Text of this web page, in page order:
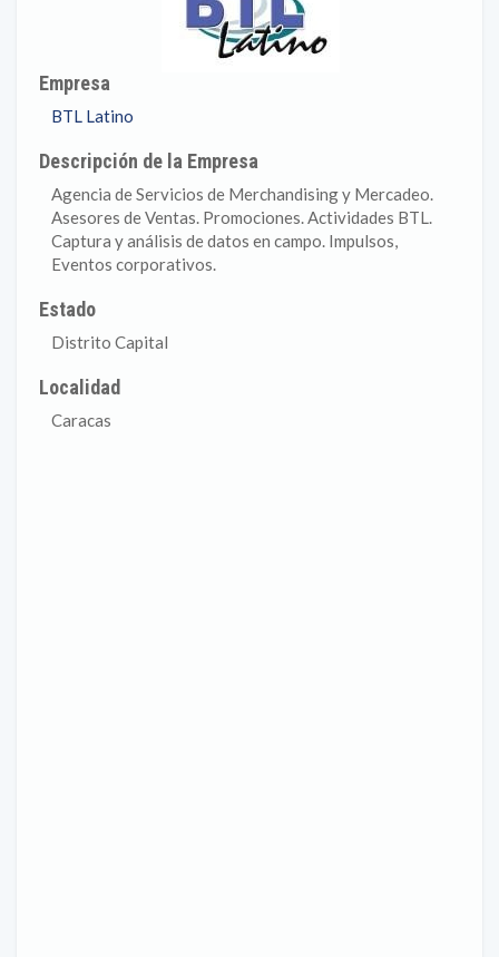
Empresa
BTL Latino
Descripción de la Empresa
Agencia de Servicios de Merchandising y Mercadeo.
Asesores de Ventas. Promociones. Actividades BTL.
Captura y análisis de datos en campo. Impulsos,
Eventos corporativos.
Estado
Distrito Capital
Localidad
Caracas